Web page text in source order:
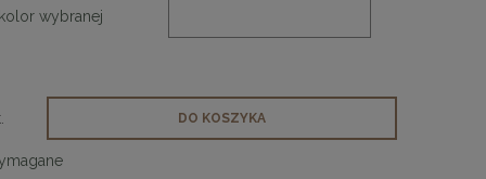
wybranej
DO KOSZYKA